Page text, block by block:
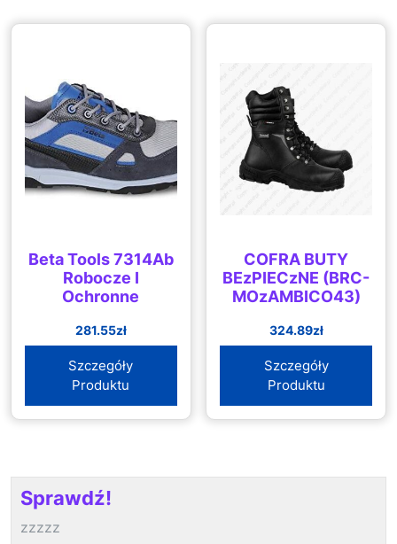
Beta Tools 7314Ab
Robocze I
Ochronne
281.55zł
Szczegóły
Produktu
COFRA BUTY
BEzPIECzNE (BRC-
MOzAMBICO43)
324.89zł
Szczegóły
Produktu
Sprawdź!
zzzzz